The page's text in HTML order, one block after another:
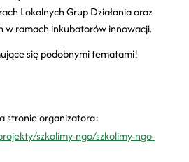
Lokalnych Grup Działania oraz
w ramach inkubatorów innowacji.
się podobnymi tematami!
stronie organizatora:
szkolimy-ngo/szkolimy-ngo-